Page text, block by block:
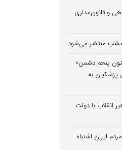
و قانون‌مداری
منتشر می‌شود
پنجم دشمن»
پزشکیان به
انقلاب با دولت
ایران اشتباه